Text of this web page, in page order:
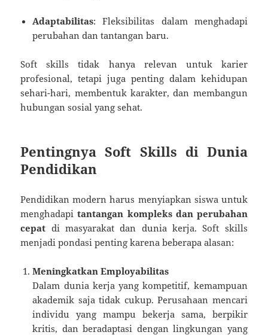
Adaptabilitas: Fleksibilitas dalam menghadapi
perubahan dan tantangan baru.
Soft skills tidak hanya relevan untuk karier
profesional, tetapi juga penting dalam kehidupan
sehari-hari, membentuk karakter, dan membangun
hubungan sosial yang sehat.
Pentingnya Soft Skills di Dunia
Pendidikan
Pendidikan modern harus menyiapkan siswa untuk
menghadapitantangan kompleks dan perubahan
cepat di masyarakat dan dunia kerja. Soft skills
menjadi pondasi penting karena beberapa alasan:
Meningkatkan Employabilitas
Dalam dunia kerja yang kompetitif, kemampuan
akademik saja tidak cukup. Perusahaan mencari
individu yang mampu bekerja sama, berpikir
kritis, dan beradaptasi dengan lingkungan yang